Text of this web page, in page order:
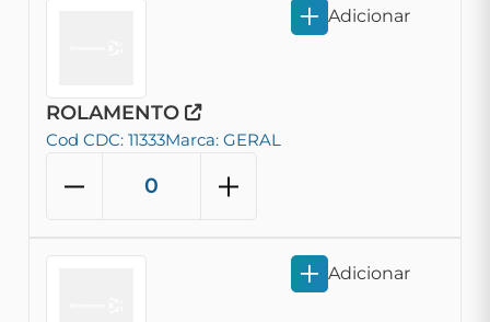
ROLAMENTO
Cod CDC: 11333Marca: GERAL
Adicionar
Adicionar